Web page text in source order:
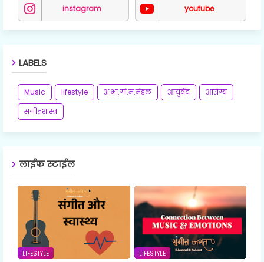
instagram youtube
LABELS
Music lifestyle अ.भा.गां.म.मंडल आयुर्वेद
आरोग्य
संगीतशास्त्र
लाईफ स्टाईल
LIFESTYLE LIFESTYLE